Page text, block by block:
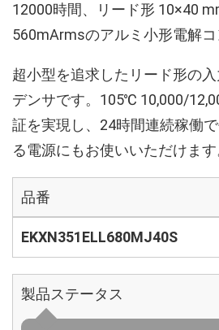
12000時間、リード形 10×40
560mArmsのアルミ小形電解コ
超小型を追求したリード形の
デンサです。105℃ 10,000/
証を実現し、24時間連続稼働
る電源にもお使いいただけます
品番
EKXN351ELL680MJ40S
製品ステータス